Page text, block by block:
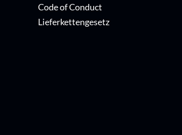
Code of Conduct
Lieferkettengesetz